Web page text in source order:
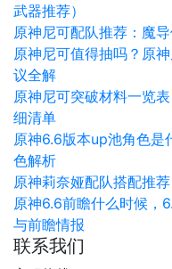
武器推荐）
原神尼可配队推荐：魔
原神尼可值得抽吗？原
议全解
原神尼可突破材料一览
细清单
原神6.6版本up池角色是
色解析
原神莉奈娅配队搭配推
原神6.6前瞻什么时候，
与前瞻情报
联系我们